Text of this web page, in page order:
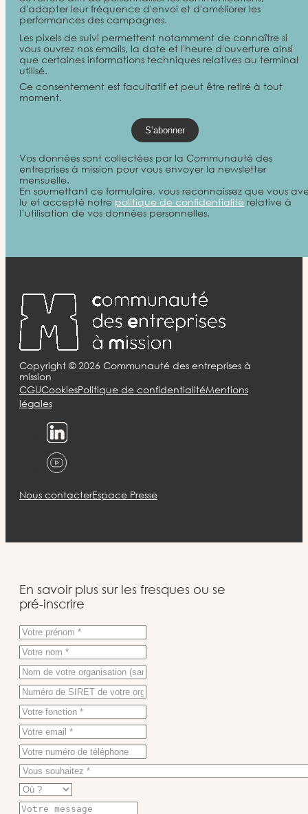
d'adapter leur fréquence d'envoi et d'améliorer les
performances des campagnes.
Les pixels de suivi permettent notamment de connaître si
vous ouvrez nos emails, la date et l'heure d'ouverture ainsi
que certaines informations techniques relatives au terminal
utilisé.
Ce consentement est facultatif et peut être retiré à tout
moment.
Vos données sont collectées par la Communauté des
entreprises à mission pour vous envoyer la newsletter
mensuelle.
En soumettant ce formulaire, vous reconnaissez que vous
lu et accepté notre politique de confidentialité relative à
l’utilisation de vos données personnelles.
Copyright ©2026 Communauté des entreprises à
mission
CGUCookiesPolitique de confidentialitéMentions
légales
Nous contacterEspace Presse
En savoir plus sur les fresques ou se
pré-inscrire